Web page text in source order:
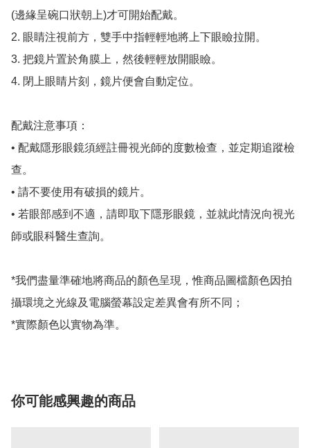
(邊緣呈碗口狀朝上)才可開始配戴。
2. 眼睛注視前方，雙手中指輕輕地將上下眼瞼拉開。
3. 把鏡片置於角膜上，然後輕輕放開眼瞼。
4. 閉上眼睛片刻，鏡片便會自動定位。
配戴注意事項：
• 配戴隱形眼鏡須經註冊視光師的度數檢查，並定期追蹤檢
查。
• 請不要使用有破損的鏡片。
• 若眼部感到不適，請即取下隱形眼鏡，並就此情況向視光
師或眼科醫生查詢。
*我們盡量準確地將商品的顏色呈現，惟商品圖檔顏色因拍
攝環境之光線及電腦螢幕設定差異會有所不同；
*實際顏色以實物為準。
你可能感興趣的商品